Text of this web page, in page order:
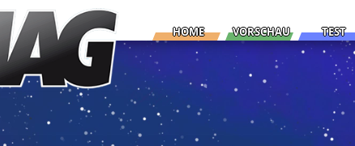
HOME VORSCHAU TEST